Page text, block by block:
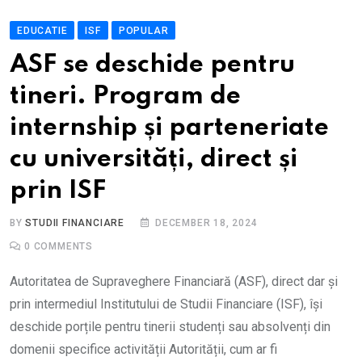
EDUCATIE ISF POPULAR
ASF se deschide pentru
tineri. Program de
internship și parteneriate
cu universități, direct și
prin ISF
BYSTUDII FINANCIARE DECEMBER 18, 2024
0 COMMENTS
Autoritatea de Supraveghere Financiară (ASF), direct dar și
prin intermediul Institutului de Studii Financiare (ISF), își
deschide porțile pentru tinerii studenți sau absolvenți din
domenii specifice activității Autorității, cum ar fi